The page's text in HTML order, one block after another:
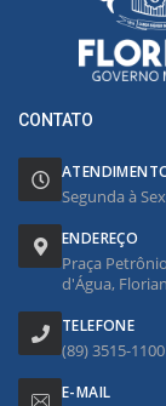
CONTATO
Segunda à
ENDEREÇO
Praça
d'Água,
TELEFONE
(89) 3515-1100
E-MAIL